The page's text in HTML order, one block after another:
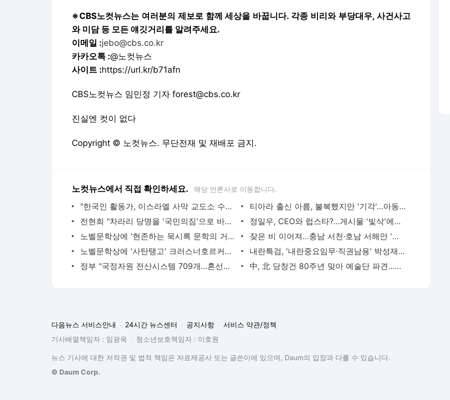
※CBS노컷뉴스는 여러분의 제보로 함께 세상을 바꿉니다. 각종 비리와 부당대우, 사건사고
와 미담 등 모든 얘깃거리를 알려주세요.
이메일 :jebo@cbs.co.kr
카카오톡 :@노컷뉴스
사이트 :https://url.kr/b71afn
CBS노컷뉴스 임민정 기자 forest@cbs.co.kr
진실엔 컷이 없다
Copyright © 노컷뉴스. 무단전재 및 재배포 금지.
노컷뉴스에서 직접 확인하세요. 해당 언론사로 이동합니다.
"한국인 활동가, 이스라엘 사막 교도소 수감…가혹한 환경"
티아라 출신 아름, 불복했지만 '기각'…아동학대 등 징역형 집유
전현희 "차라리 당명을 '국민의짐'으로 바꿔라"
정일우, CEO와 럽스타?…게시물 '빛삭'에도 열애설 '솔솔'
노벨문학상에 '현존하는 묵시록 문학의 거장' 크러스너호르커이
잦은 비 이어져…충남 서천·호남 서해안 '폭풍해일주의보'
노벨문학상에 '사탄탱고' 크러스너호르커이 라슬로 선정
내란특검, '내란중요임무·직권남용' 박성재 구속영장 청구
정부 "국정자원 전산시스템 709개…혼선드려 죄송"
中, 北 당창건 80주년 맞아 예술단 파견…리창 총리도 방북
다음뉴스 서비스안내 24시간 뉴스센터 공지사항
서비스 약관/정책
기사배열책임자 : 임광욱
청소년보호책임자 : 이호원
뉴스 기사에 대한 저작권 및 법적 책임은 자료제공사 또는 글쓴이에 있으며, Daum의 입장과 다를 수 있습니다.
© Daum Corp.